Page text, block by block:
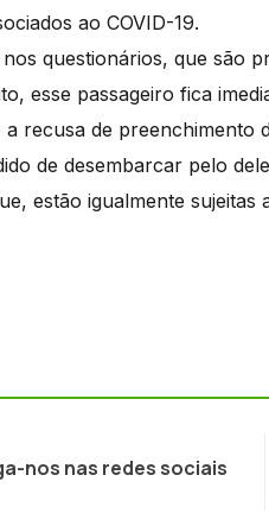
ao COVID-19.
questionários, que são
esse passageiro fica
recusa de preenchimento
de desembarcar pelo
estão igualmente sujeitas
nos nas redes sociais